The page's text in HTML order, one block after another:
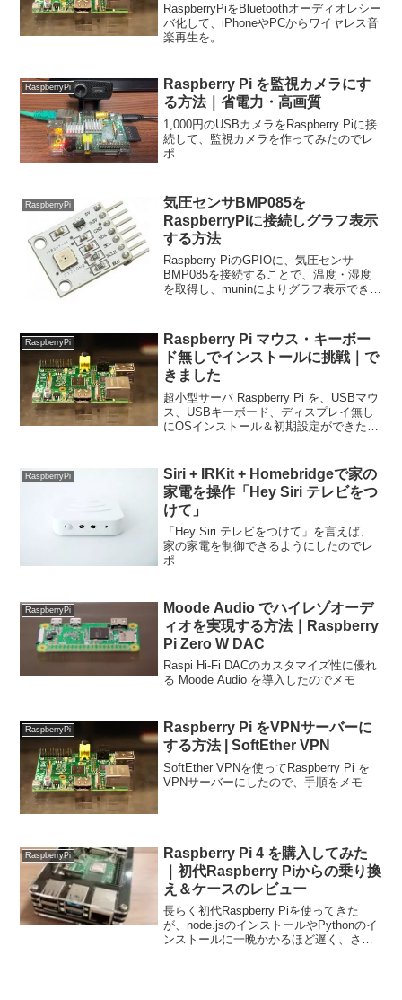
RaspberryPiをBluetoothオーディオレシー
バ化して、iPhoneやPCからワイヤレス音
楽再生を。
RaspberryPi
Raspberry Pi を監視カメラにす
る方法｜省電力・高画質
1,000円のUSBカメラをRaspberry Piに接
続して、監視カメラを作ってみたのでレ
ポ
RaspberryPi
気圧センサBMP085を
RaspberryPiに接続しグラフ表示
する方法
Raspberry PiのGPIOに、気圧センサ
BMP085を接続することで、温度・湿度
を取得し、muninによりグラフ表示できた
RaspberryPi
Raspberry Pi マウス・キーボー
ド無しでインストールに挑戦｜で
きました
超小型サーバ Raspberry Pi を、USBマウ
ス、USBキーボード、ディスプレイ無し
にOSインストール＆初期設定ができたの
RaspberryPi
Siri + IRKit + Homebridgeで家の
家電を操作「Hey Siri テレビをつ
けて」
「Hey Siri テレビをつけて」を言えば、
家の家電を制御できるようにしたのでレ
ポ
RaspberryPi
Moode Audio でハイレゾオーデ
ィオを実現する方法｜Raspberry
Pi Zero W DAC
Raspi Hi-Fi DACのカスタマイズ性に優れ
る Moode Audio を導入したのでメモ
RaspberryPi
Raspberry Pi をVPNサーバーに
する方法 | SoftEther VPN
SoftEther VPNを使ってRaspberry Pi を
VPNサーバーにしたので、手順をメモ
RaspberryPi
Raspberry Pi 4 を購入してみた
｜初代Raspberry Piからの乗り換
え＆ケースのレビュー
長らく初代Raspberry Piを使ってきた
が、node.jsのインストールやPythonのイ
ンストールに一晩かかるほど遅く、さす